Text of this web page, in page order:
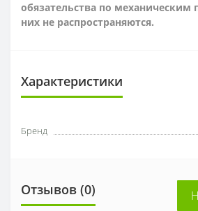
обязательства по
них не распространяются.
Характеристики
Бренд
Отзывов (0)